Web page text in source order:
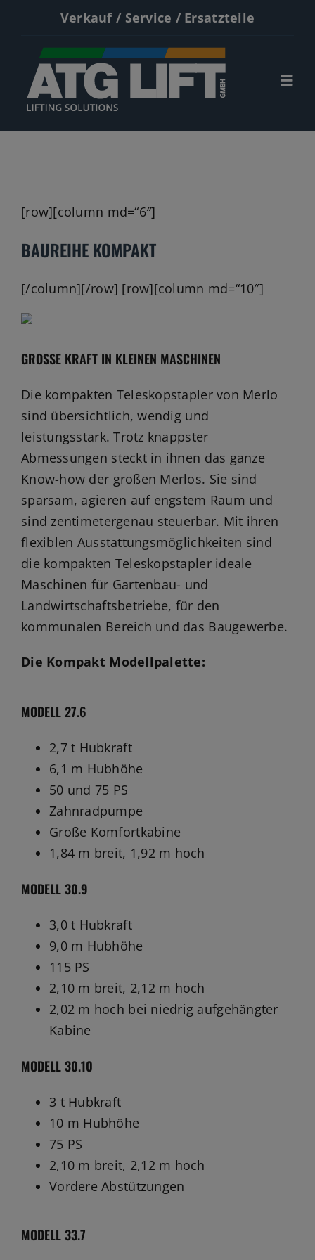
springen
Verkauf / Service / Ersatzteile
Gebrauchte
Service
Kontakt
Jobs
News
Ersatzteile
Shop
[row][column md=“6″]
BAUREIHE KOMPAKT
[/column][/row] [row][column md=“10″]
GROSSE KRAFT IN KLEINEN MASCHINEN
Die kompakten Teleskopstapler von Merlo
sind übersichtlich, wendig und
leistungsstark. Trotz knappster
Abmessungen steckt in ihnen das ganze
Know-how der großen Merlos. Sie sind
sparsam, agieren auf engstem Raum und
sind zentimetergenau steuerbar. Mit ihren
flexiblen Ausstattungsmöglichkeiten sind
die kompakten Teleskopstapler ideale
Maschinen für Gartenbau- und
Landwirtschaftsbetriebe, für den
kommunalen Bereich und das Baugewerbe.
Die Kompakt Modellpalette:
MODELL 27.6
2,7 t Hubkraft
6,1 m Hubhöhe
50 und 75 PS
Zahnradpumpe
Große Komfortkabine
1,84 m breit, 1,92 m hoch
MODELL 30.9
3,0 t Hubkraft
9,0 m Hubhöhe
115 PS
2,10 m breit, 2,12 m hoch
2,02 m hoch bei niedrig aufgehängter
Kabine
MODELL 30.10
3 t Hubkraft
10 m Hubhöhe
75 PS
2,10 m breit, 2,12 m hoch
Vordere Abstützungen
MODELL 33.7